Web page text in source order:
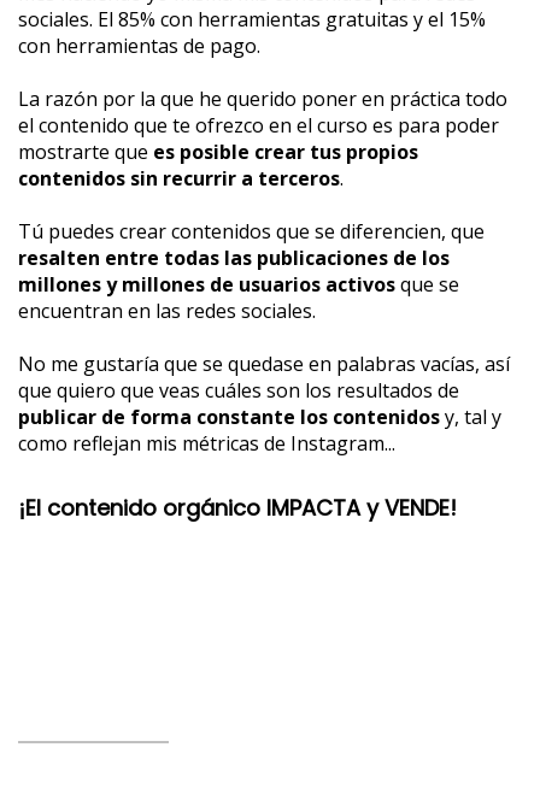
sociales. El 85% con herramientas gratuitas y el 15%
con herramientas de pago.
La razón por la que he querido poner en práctica todo
el contenido que te ofrezco en el curso es para poder
mostrarte que es posible crear tus propios
contenidos sin recurrir a terceros.
Tú puedes crear contenidos que se diferencien, que
resalten entre todas las publicaciones de los
millones y millones de usuarios activosque se
encuentran en las redes sociales.
No me gustaría que se quedase en palabras vacías, así
que quiero que veas cuáles son los resultados de
publicar de forma constante los contenidosy, tal y
como reflejan mis métricas de Instagram...
¡El contenido orgánico IMPACTA y VENDE!